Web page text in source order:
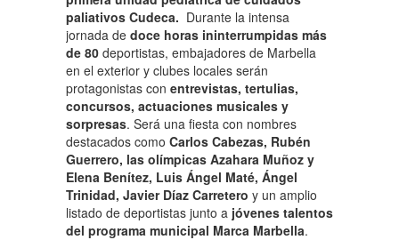
paliativos Cudeca. Durante la intensa
jornada de doce horas ininterrumpidas más
de 80 deportistas, embajadores de Marbella
en el exterior y clubes locales serán
protagonistas con entrevistas, tertulias,
concursos, actuaciones musicales y
sorpresas. Será una fiesta con nombres
destacados como Carlos Cabezas, Rubén
Guerrero, las olímpicas Azahara Muñoz y
Elena Benítez, Luis Ángel Maté, Ángel
Trinidad, Javier Díaz Carretero y un amplio
listado de deportistas junto a jóvenes talentos
del programa municipal Marca Marbella.